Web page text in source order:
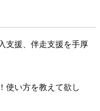
支援、伴走支援を手厚
使い方を教えて欲し